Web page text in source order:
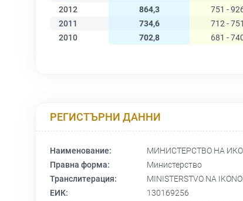
2012
864,3 751 -
2011
734,6 712 - 751
2010
702,8 681 -
РЕГИСТЪРНИ ДАННИ
Наименование:
МИНИСТЕРСТВО НА
Правна форма:
Министерство
Транслитерация:
MINISTERSTVO NA
ЕИК:
130169256